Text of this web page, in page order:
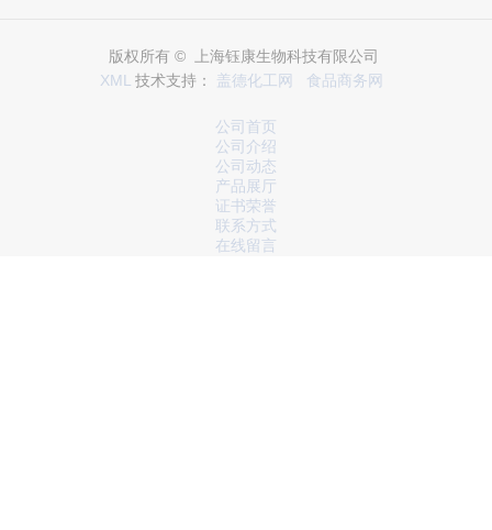
版权所有 © 上海钰康生物科技有限公司
XML 技术支持： 盖德化工网 食品商务网
公司首页
公司介绍
公司动态
产品展厅
证书荣誉
联系方式
在线留言